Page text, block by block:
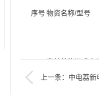
序号 物资名称/型号
高效节能闭式水
上一条：中电荔